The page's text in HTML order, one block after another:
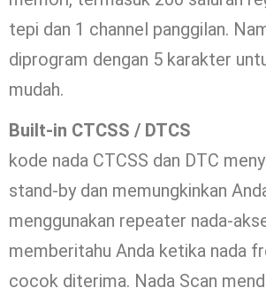
tepi dan 1 channel panggilan.
diprogram dengan 5 karakter
mudah.
Built-in CTCSS / DTCS
kode nada CTCSS dan DTC
stand-by dan memungkinkan
menggunakan repeater nada-
memberitahu Anda ketika nada
cocok diterima. Nada Scan